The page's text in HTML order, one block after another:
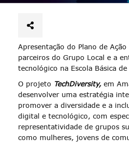
Apresentação do Plano de
parceiros do Grupo Local e a
tecnológico na Escola Básica de
O projeto TechDiversity,em
desenvolver uma estratégia
promover a diversidade e a
digital e tecnológico, com
representatividade de grupos
como mulheres, jovens de